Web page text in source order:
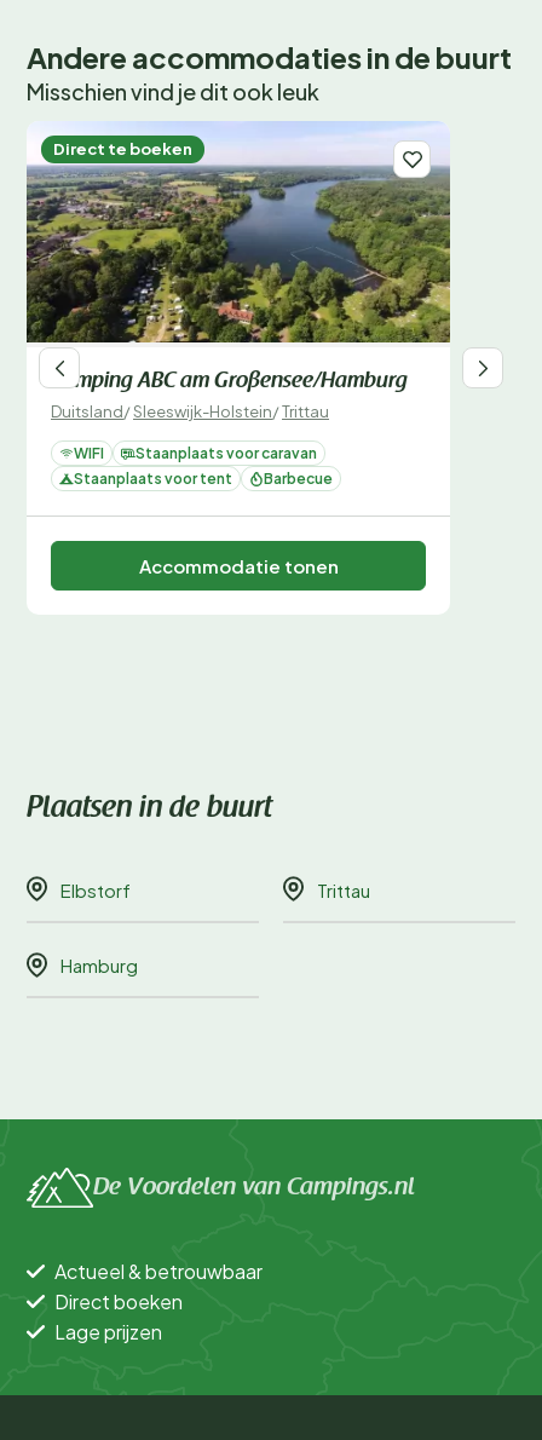
Andere accommodaties in de buurt
Misschien vind je dit ook leuk
Direct te boeken
Camping ABC am Großensee/Hamburg
Duitsland/Sleeswijk-Holstein/Trittau
WIFI
Staanplaats voor caravan
Staanplaats voor tent
Barbecue
Accommodatie tonen
Plaatsen in de buurt
Elbstorf Trittau
Hamburg
De Voordelen van Campings.nl
Actueel & betrouwbaar
Direct boeken
Lage prijzen